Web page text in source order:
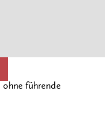
führende